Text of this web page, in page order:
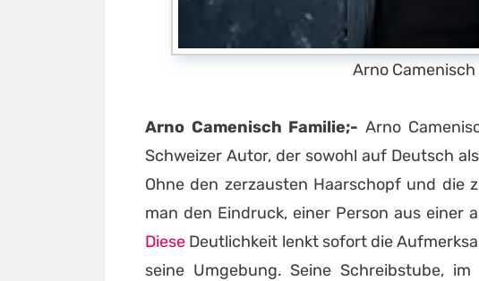
Arno Camenisch
Arno Camenisch Familie;- Arno
Schweizer Autor, der sowohl auf Deutsch
Ohne den zerzausten Haarschopf und die
man den Eindruck, einer Person aus einer
Diese Deutlichkeit lenkt sofort die
seine Umgebung. Seine Schreibstube,